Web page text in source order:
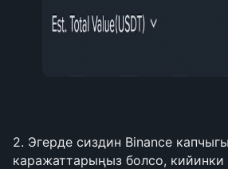
2. Эгерде сиздин Binance
каражаттарыңыз болсо, кийинки